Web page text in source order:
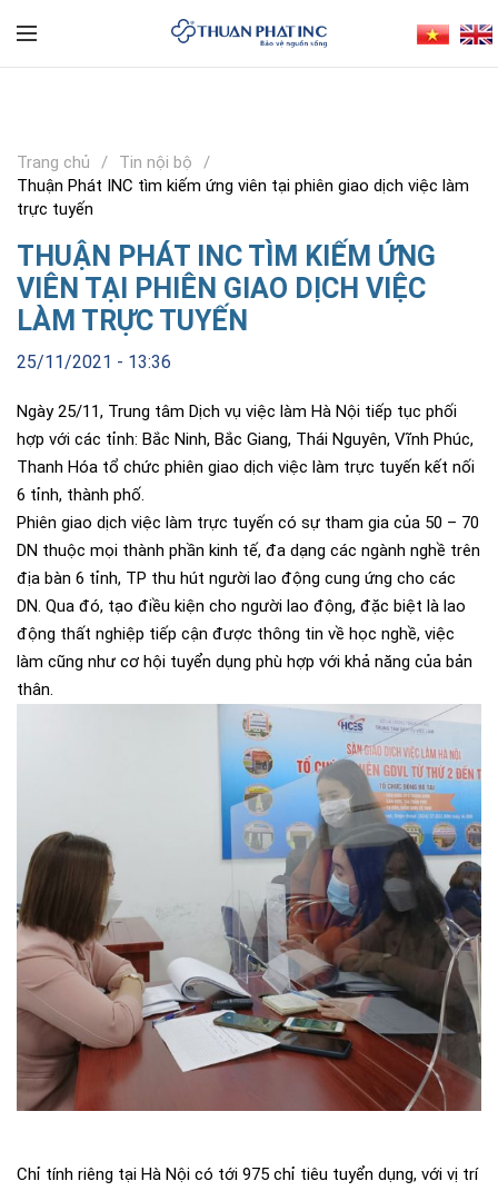
Trang chủ
Tin nội bộ
Thuận Phát INC tìm kiếm ứng viên tại phiên giao dịch việc làm
trực tuyến
THUẬN PHÁT INC TÌM KIẾM ỨNG
VIÊN TẠI PHIÊN GIAO DỊCH VIỆC
LÀM TRỰC TUYẾN
25/11/2021 - 13:36
Ngày 25/11, Trung tâm Dịch vụ việc làm Hà Nội tiếp tục phối
hợp với các tỉnh: Bắc Ninh, Bắc Giang, Thái Nguyên, Vĩnh Phúc,
Thanh Hóa tổ chức phiên giao dịch việc làm trực tuyến kết nối
6 tỉnh, thành phố.
Phiên giao dịch việc làm trực tuyến có sự tham gia của 50 – 70
DN thuộc mọi thành phần kinh tế, đa dạng các ngành nghề trên
địa bàn 6 tỉnh, TP thu hút người lao động cung ứng cho các
DN. Qua đó, tạo điều kiện cho người lao động, đặc biệt là lao
động thất nghiệp tiếp cận được thông tin về học nghề, việc
làm cũng như cơ hội tuyển dụng phù hợp với khả năng của bản
thân.
Chỉ tính riêng tại Hà Nội có tới 975 chỉ tiêu tuyển dụng, với vị trí